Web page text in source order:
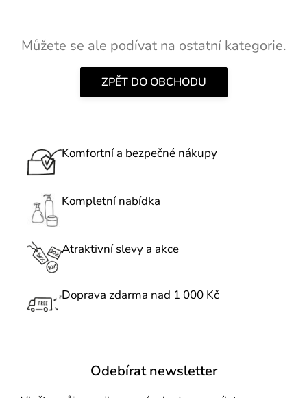
Můžete se ale podívat na ostatní kategorie.
ZPĚT DO OBCHODU
Komfortní a bezpečné nákupy
Kompletní nabídka
Atraktivní slevy a akce
Doprava zdarma nad 1 000 Kč
Odebírat newsletter